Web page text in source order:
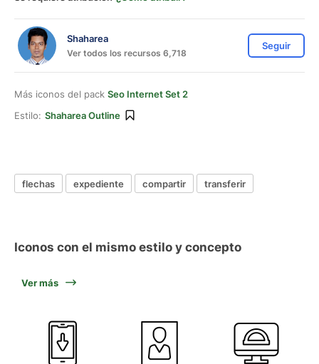
Shaharea
Ver todos los recursos 6,718
Seguir
Más iconos del pack Seo Internet Set 2
Estilo: Shaharea Outline
flechas expediente compartir transferir
Iconos con el mismo estilo y concepto
Ver más